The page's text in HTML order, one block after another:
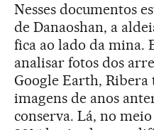
Nesses documentos
de Danaoshan, a
fica ao lado da mina.
analisar fotos dos
Google Earth, Ribera
imagens de anos
conserva. Lá, no